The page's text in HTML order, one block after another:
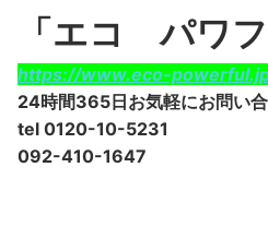
「エコ パワフ
https://www.eco-
24時間365日お気軽にお問い合
tel 0120-10-5231
092-410-1647